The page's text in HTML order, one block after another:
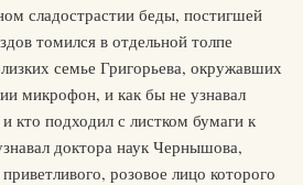
сладострастии беды, постигшей
томился в отдельной толпе
семье Григорьева, окружавших
микрофон, и как бы не узнавал
кто подходил с листком бумаги к
доктора наук Чернышова,
розовое лицо которого